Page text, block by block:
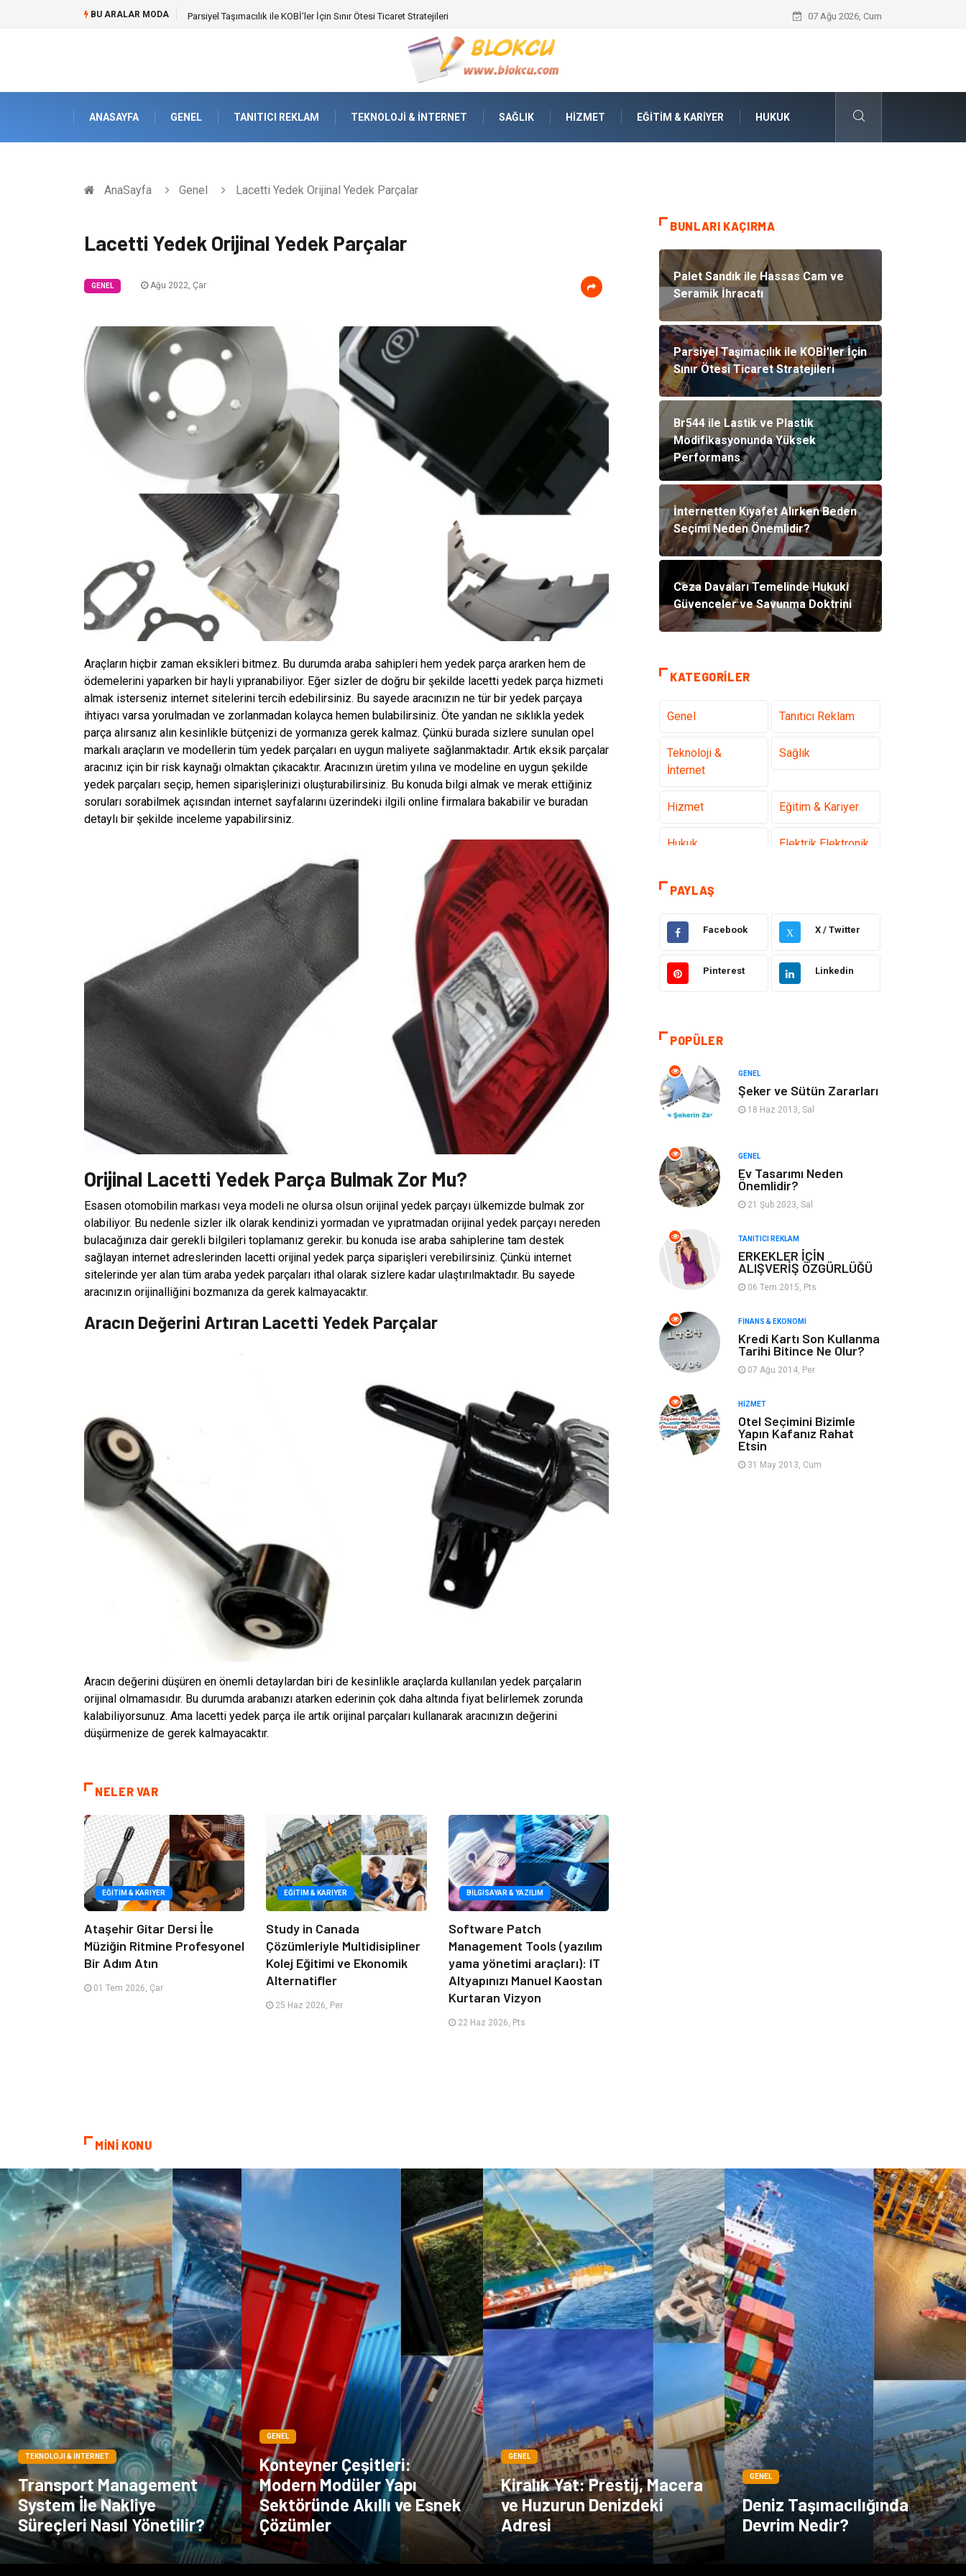
BU ARALAR MODA Br544 ile Lastik ve Plastik Modifikasyonunda Yüksek Performans İnternetten Kıyafet Alırken Beden
07 Ağu 2026, Cum
ANASAYFA GENEL TANITICI REKLAM TEKNOLOJI & İNTERNET SAĞLIK HIZMET EĞITIM & KARIYER HUKUK
AnaSayfa Genel Lacetti Yedek Orijinal Yedek Parçalar
Lacetti Yedek Orijinal Yedek Parçalar
GENEL Ağu 2022, Çar
Araçların hiçbir zaman eksikleri bitmez. Bu durumda araba sahipleri hem yedek parça ararken hem de
ödemelerini yaparken bir hayli yıpranabiliyor. Eğer sizler de doğru bir şekilde lacetti yedek parça hizmeti
almak isterseniz internet sitelerini tercih edebilirsiniz. Bu sayede aracınızın ne tür bir yedek parçaya
ihtiyacı varsa yorulmadan ve zorlanmadan kolayca hemen bulabilirsiniz. Öte yandan ne sıklıkla yedek
parça alırsanız alın kesinlikle bütçenizi de yormanıza gerek kalmaz. Çünkü burada sizlere sunulan opel
markalı araçların ve modellerin tüm yedek parçaları en uygun maliyete sağlanmaktadır. Artık eksik parçalar
aracınız için bir risk kaynağı olmaktan çıkacaktır. Aracınızın üretim yılına ve modeline en uygun şekilde
yedek parçaları seçip, hemen siparişlerinizi oluşturabilirsiniz. Bu konuda bilgi almak ve merak ettiğiniz
soruları sorabilmek açısından internet sayfalarını üzerindeki ilgili online firmalara bakabilir ve buradan
detaylı bir şekilde inceleme yapabilirsiniz.
Orijinal Lacetti Yedek Parça Bulmak Zor Mu?
Esasen otomobilin markası veya modeli ne olursa olsun orijinal yedek parçayı ülkemizde bulmak zor
olabiliyor. Bu nedenle sizler ilk olarak kendinizi yormadan ve yıpratmadan orijinal yedek parçayı nereden
bulacağınıza dair gerekli bilgileri toplamanız gerekir. bu konuda ise araba sahiplerine tam destek
sağlayan internet adreslerinden lacetti orijinal yedek parça siparişleri verebilirsiniz. Çünkü internet
sitelerinde yer alan tüm araba yedek parçaları ithal olarak sizlere kadar ulaştırılmaktadır. Bu sayede
aracınızın orijinalliğini bozmanıza da gerek kalmayacaktır.
Aracın Değerini Artıran Lacetti Yedek Parçalar
Aracın değerini düşüren en önemli detaylardan biri de kesinlikle araçlarda kullanılan yedek parçaların
orijinal olmamasıdır. Bu durumda arabanızı atarken ederinin çok daha altında fiyat belirlemek zorunda
kalabiliyorsunuz. Ama lacetti yedek parça ile artık orijinal parçaları kullanarak aracınızın değerini
düşürmenize de gerek kalmayacaktır.
NELER VAR
EĞITIM & KARIYER
Ataşehir Gitar Dersi İle
Müziğin Ritmine Profesyonel
Bir Adım Atın
01 Tem 2026, Çar
EĞITIM & KARIYER
Study in Canada
Çözümleriyle Multidisipliner
Kolej Eğitimi ve Ekonomik
Alternatifler
25 Haz 2026, Per
BILGISAYAR & YAZILIM
Software Patch
Management Tools (yazılım
yama yönetimi araçları): IT
Altyapınızı Manuel Kaostan
Kurtaran Vizyon
22 Haz 2026, Pts
BUNLARI KAÇIRMA
Palet Sandık ile Hassas Cam ve
Seramik İhracatı
Parsiyel Taşımacılık ile KOBİ’ler İçin
Sınır Ötesi Ticaret Stratejileri
Br544 ile Lastik ve Plastik
Modifikasyonunda Yüksek
Performans
İnternetten Kıyafet Alırken Beden
Seçimi Neden Önemlidir?
Ceza Davaları Temelinde Hukuki
Güvenceler ve Savunma Doktrini
KATEGORILER
Genel Tanıtıcı Reklam
Teknoloji &
İnternet
Sağlık
Hizmet Eğitim & Kariyer
Hukuk Elektrik Elektronik
Güzellik & Bakım
Gayrimenkul
Anne & Çocuk Müzik
Yazılım
Tatil Genel Kültür
Emlak
Ev İşleri Organizasyon
Sigorta Aksesuar
Mobilya Astroloji
Bebek Giyim
Doğal Enerji
PAYLAŞ
Facebook X X / Twitter
Pinterest Linkedin
POPÜLER
GENEL
Şeker ve Sütün Zararları
18 Haz 2013, Sal
GENEL
Ev Tasarımı Neden
Önemlidir?
21 Şub 2023, Sal
TANITICI REKLAM
ERKEKLER İÇİN
ALIŞVERİŞ ÖZGÜRLÜĞÜ
06 Tem 2015, Pts
FINANS & EKONOMI
Kredi Kartı Son Kullanma
Tarihi Bitince Ne Olur?
07 Ağu 2014, Per
HIZMET
Otel Seçimini Bizimle
Yapın Kafanız Rahat
Etsin
31 May 2013, Cum
MİNİ KONU
TEKNOLOJI & İNTERNET
Transport Management
System İle Nakliye
Süreçleri Nasıl Yönetilir?
GENEL
Konteyner Çeşitleri:
Modern Modüler Yapı
Sektöründe Akıllı ve Esnek
Çözümler
GENEL
Kiralık Yat: Prestij, Macera
ve Huzurun Denizdeki
Adresi
GENEL
Deniz Taşımacılığında
Devrim Nedir?